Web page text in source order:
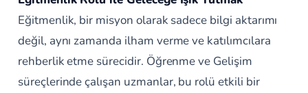
Eğitmenlik, bir misyon olarak sadece bilgi aktarımı
değil, aynı zamanda ilham verme ve katılımcılara
rehberlik etme sürecidir. Öğrenme ve Gelişim
süreçlerinde çalışan uzmanlar, bu rolü etkili bir